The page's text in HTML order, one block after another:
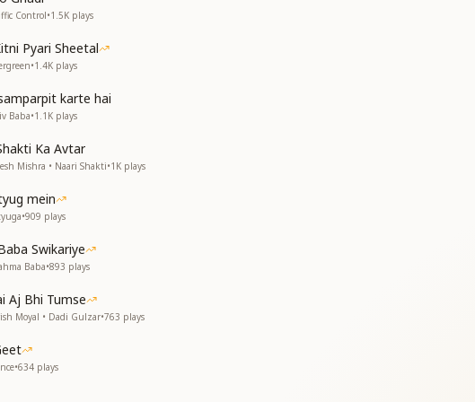
Control•1.5K plays
Pyari Sheetal
•1.4K plays
karte hai
Baba•1.1K plays
Ka Avtar
Mishra • Naari Shakti•1K plays
mein
•909 plays
Swikariye
Baba•893 plays
Aj Bhi Tumse
Moyal • Dadi Gulzar•763 plays
•634 plays